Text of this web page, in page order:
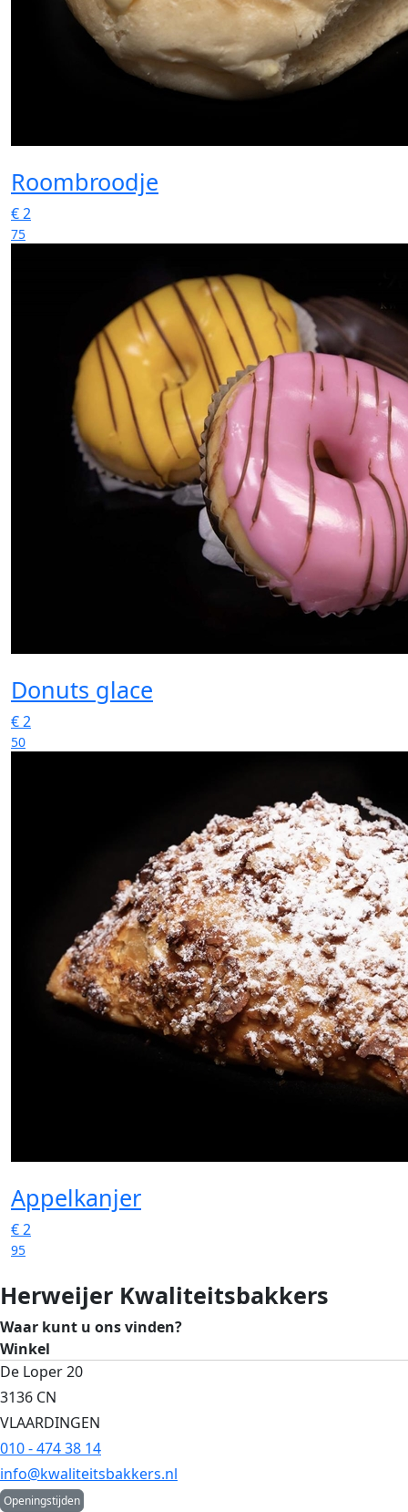
Roombroodje
€2
75
Donuts glace
€2
50
Appelkanjer
€2
95
Herweijer Kwaliteitsbakkers
Waar kunt u ons vinden?
Winkel
De Loper 20
3136 CN
VLAARDINGEN
010 - 474 38 14
info@kwaliteitsbakkers.nl
Openingstijden